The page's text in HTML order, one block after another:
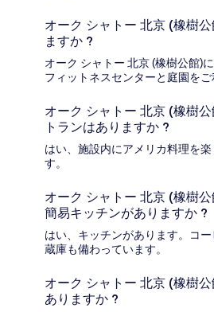
オーク シャトー 北京 (橡樹
ますか ?
オーク シャトー 北京 (橡樹公館)
フィットネスセンターと庭園をご
オーク シャトー 北京 (橡樹
トランはありますか ?
はい、施設内にアメリカ料理を
す。
オーク シャトー 北京 (橡樹
簡易キッチンがありますか ?
はい、キッチンがあります。コ
蔵庫も備わっています。
オーク シャトー 北京 (橡樹
ありますか ?